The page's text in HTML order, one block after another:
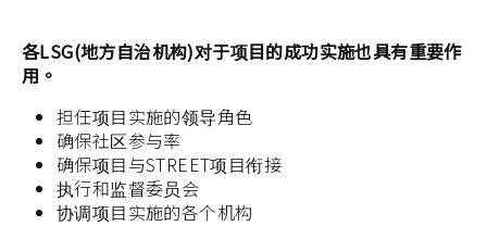
各LSG(地方自治机构)对于项目的成功实施也具有重要作
用。
担任项目实施的领导角色
确保社区参与率
确保项目与STREET项目衔接
执行和监督委员会
协调项目实施的各个机构